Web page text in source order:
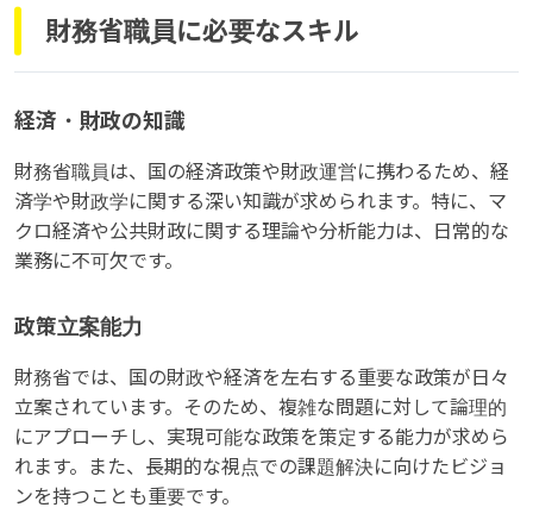
財務省職員に必要なスキル
経済・財政の知識
財務省職員は、国の経済政策や財政運営に携わるため、経
済学や財政学に関する深い知識が求められます。特に、マ
クロ経済や公共財政に関する理論や分析能力は、日常的な
業務に不可欠です。
政策立案能力
財務省では、国の財政や経済を左右する重要な政策が日々
立案されています。そのため、複雑な問題に対して論理的
にアプローチし、実現可能な政策を策定する能力が求めら
れます。また、長期的な視点での課題解決に向けたビジョ
ンを持つことも重要です。